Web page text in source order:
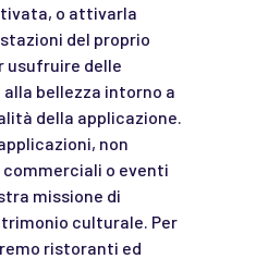
o attivarla
del proprio
usufruire delle
bellezza intorno a
della applicazione.
non
o eventi
missione di
culturale. Per
ristoranti ed